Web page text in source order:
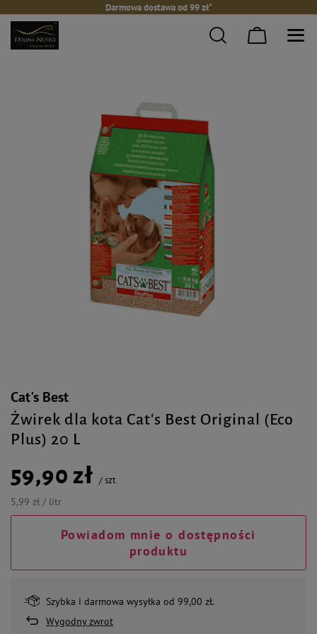
Darmowa dostawa od 99 zł*
Cat's Best
Żwirek dla kota Cat's Best Original (Eco
Plus) 20 L
59,90 zł /szt.
5,99 zł / litr
Powiadom mnie o dostępności
produktu
Szybka i darmowa wysyłka od 99,00 zł.
Wygodny zwrot